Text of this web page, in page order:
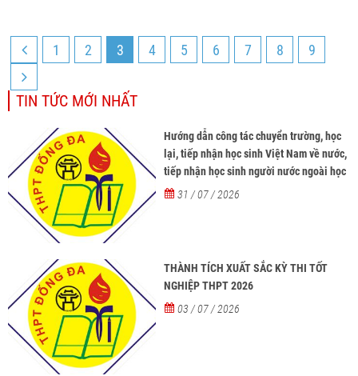
1 2 3 4 5 6 7 8 9
TIN TỨC MỚI NHẤT
Hướng dẫn công tác chuyển trường, học
lại, tiếp nhận học sinh Việt Nam về nước,
tiếp nhận học sinh người nước ngoài học
tại các trường từ năm học 2026-2027
31 / 07 / 2026
THÀNH TÍCH XUẤT SẮC KỲ THI TỐT
NGHIỆP THPT 2026
03 / 07 / 2026